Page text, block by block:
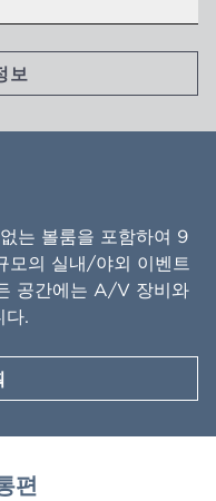
보
는 볼룸을 포함하여 9
모의 실내/야외 이벤트
공간에는 A/V 장비와
다.
편